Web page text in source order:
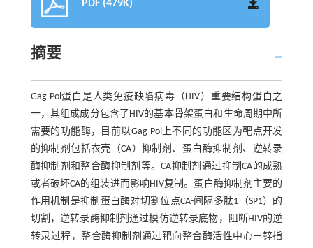
PDF (479K)
摘要
Gag-Pol蛋白是人类免疫缺陷病毒（HIV）重要结构蛋白之
一，其组成成分包含了HIV的基本骨架蛋白和生命周期中所
需要的功能酶，目前以Gag-Pol上不同的功能区为靶点开发
的抑制剂包括衣壳（CA）抑制剂、蛋白酶抑制剂、逆转录
酶抑制剂和整合酶抑制剂等。CA抑制剂通过抑制CA的成熟
或者破坏CA的组装进而影响HIV复制。蛋白酶抑制剂主要的
作用机制是抑制蛋白酶对切割位点CA-间隔多肽1（SP1）的
切割，逆转录酶抑制剂通过模仿逆转录底物，阻断HIV的逆
转录过程，整合酶抑制剂通过靶向整合酶活性中心—锌指